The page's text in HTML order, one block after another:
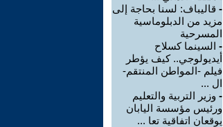
- قاليباف: لسنا بحاجة إلى
مزيد من الدبلوماسية
المسرحية
- السينما كسلاح
أيديولوجي.. كيف يؤطر
فيلم -المواطن المنتقم-
ال ...
- وزير التربية والتعليم
ورئيس مؤسسة اليابان
يوقعان اتفاقية تعا ...